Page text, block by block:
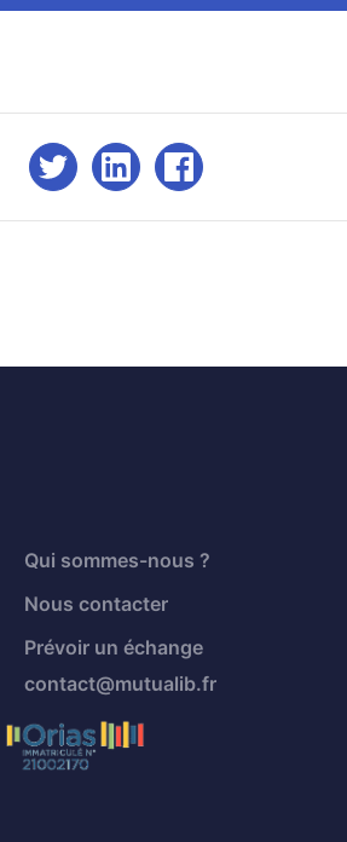
Qui sommes-nous ?
Nous contacter
Prévoir un échange
contact@mutualib.fr